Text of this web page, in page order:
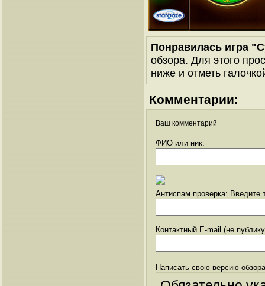
Понравилась игра
обзора. Для этого
ниже и отметь
Комментарии:
Ваш комментарий
ФИО или ник:
Антиспам проверка: Введите
Контактный E-mail (не
Написать свою версию